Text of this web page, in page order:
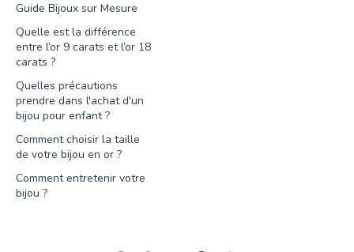
Guide Bijoux sur Mesure
Quelle est la différence
entre l’or 9 carats et l’or 18
carats ?
Quelles précautions
prendre dans l'achat d'un
bijou pour enfant ?
Comment choisir la taille
de votre bijou en or ?
Comment entretenir votre
bijou ?